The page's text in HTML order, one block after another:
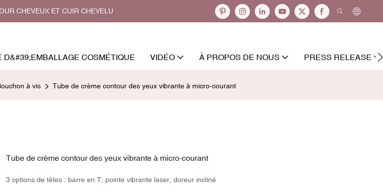
CHEVEUX ET CUIR CHEVELU
D&#39;EMBALLAGE COSMÉTIQUE VIDÉO À PROPOS DE NOUS PRESS RELEASE
à vis Tube de crème contour des yeux vibrante à micro-courant
Tube de crème contour des yeux vibrante à micro-courant
3 options de têtes : barre en T, pointe vibrante laser, doreur incliné